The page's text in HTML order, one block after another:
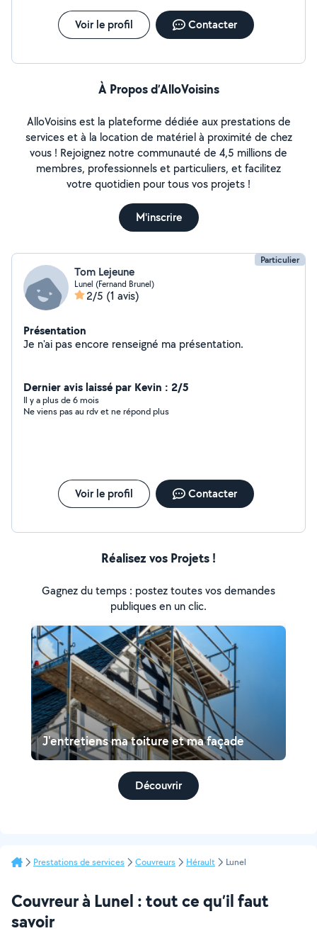
Voir le profil Contacter
À Propos d’AlloVoisins
AlloVoisins est la plateforme dédiée aux prestations de
services et à la location de matériel à proximité de chez
vous ! Rejoignez notre communauté de 4,5 millions de
membres, professionnels et particuliers, et facilitez
votre quotidien pour tous vos projets !
M'inscrire
Particulier
Tom Lejeune
Lunel (Fernand Brunel)
2/5 (1 avis)
Présentation
Je n'ai pas encore renseigné ma présentation.
Dernier avis laissé par Kevin : 2/5
Il y a plus de 6 mois
Ne viens pas au rdv et ne répond plus
Voir le profil Contacter
Réalisez vos Projets !
Gagnez du temps : postez toutes vos demandes
publiques en un clic.
J'entretiens ma toiture et ma façade
Découvrir
Prestations de services Couvreurs Hérault Lunel
Couvreur à Lunel : tout ce qu’il faut
savoir